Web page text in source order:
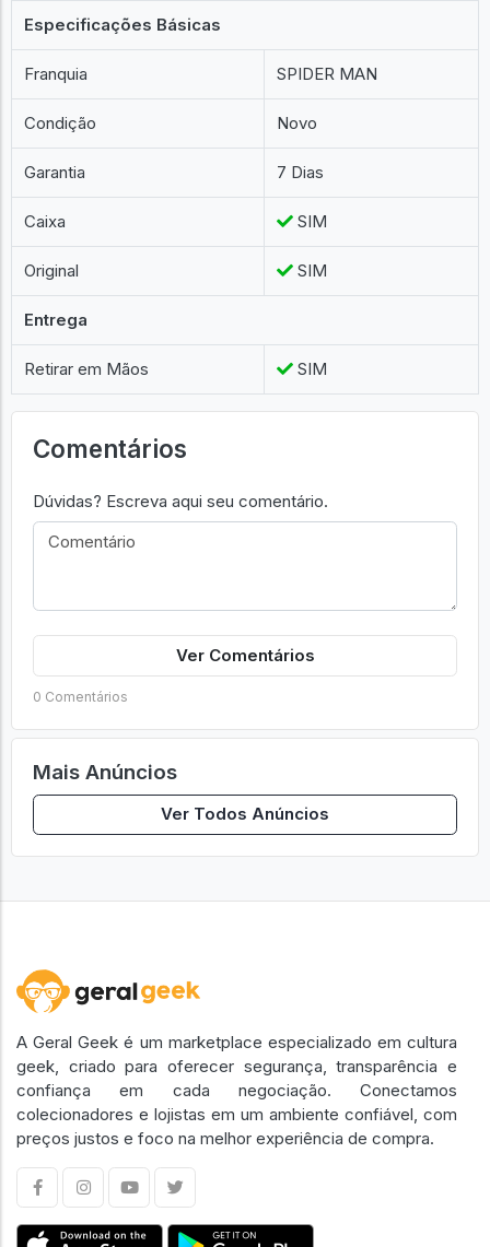
Especificações Básicas
Franquia SPIDER MAN
Condição Novo
Garantia 7 Dias
Caixa SIM
Original SIM
Entrega
Retirar em Mãos SIM
Comentários
Dúvidas? Escreva aqui seu comentário.
Ver Comentários
0 Comentários
Mais Anúncios
Ver Todos Anúncios
A Geral Geek é um marketplace especializado em cultura
geek, criado para oferecer segurança, transparência e
confiança em cada negociação. Conectamos
colecionadores e lojistas em um ambiente confiável, com
preços justos e foco na melhor experiência de compra.